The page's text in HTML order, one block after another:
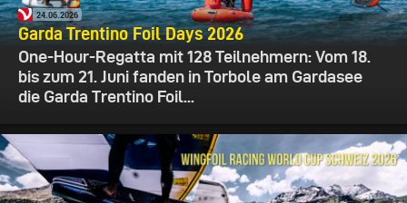
24.06.2026
Garda Trentino Foil Days 2026
One-Hour-Regatta mit 128 Teilnehmern: Vom 18.
bis zum 21. Juni fanden in Torbole am Gardasee
die Garda Trentino Foil...